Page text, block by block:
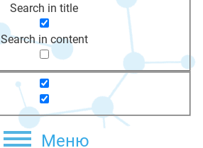
Search in title
Search in content
Меню